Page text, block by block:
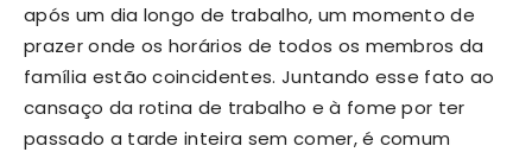
após um dia longo de trabalho, um momento de
prazer onde os horários de todos os membros da
família estão coincidentes. Juntando esse fato ao
cansaço da rotina de trabalho e à fome por ter
passado a tarde inteira sem comer, é comum